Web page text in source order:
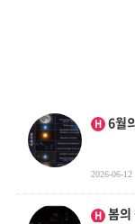
H 6월
2026-06-12
H
인기글
봄의